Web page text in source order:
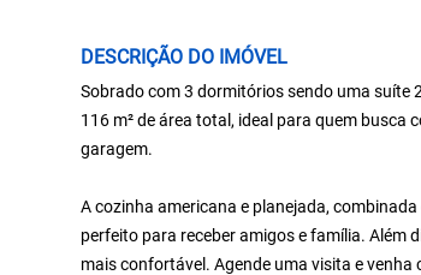
DESCRIÇÃO DO IMÓVEL
Sobrado com 3 dormitórios sendo uma suíte
116 m² de área total, ideal para quem busca
garagem.
A cozinha americana e planejada,
perfeito para receber amigos e família. Além
mais confortável. Agende uma visita e venha